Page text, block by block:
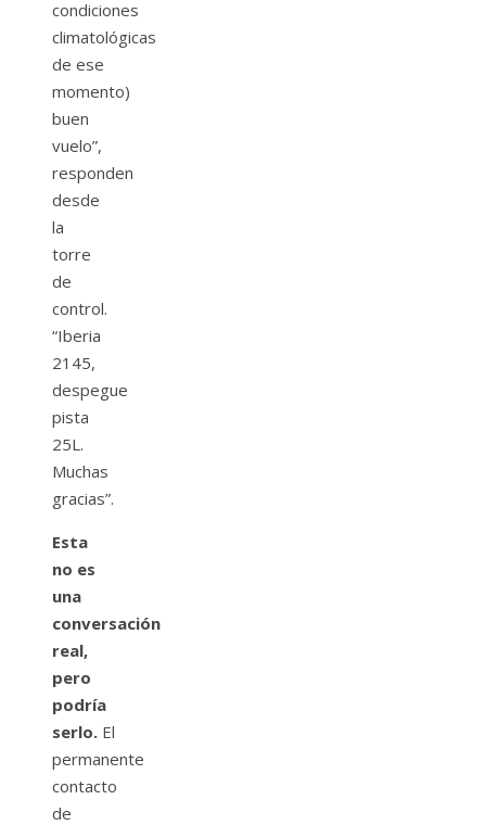
condiciones
climatológicas
de ese
momento)
buen
vuelo”,
responden
desde
la
torre
de
control.
“Iberia
2145,
despegue
pista
25L.
Muchas
gracias”.
Esta
no es
una
conversación
real,
pero
podría
serlo. El
permanente
contacto
de